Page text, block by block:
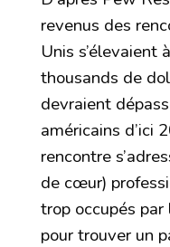
revenus des
Unis s’élevaient
thousands de
devraient
américains d’ici
rencontre
de cœur)
trop occupés par
pour trouver un